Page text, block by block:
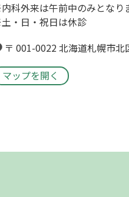
科外来は午前中のみとなり
・日・祝日は休診
〒 001-0022 北海道札幌市
マップを開く